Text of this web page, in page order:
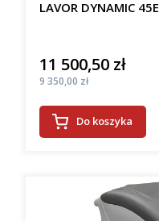
LAVOR DYNAMIC 45E
Cena
11 500,50 zł
Cena
9 350,00 zł
Do koszyka